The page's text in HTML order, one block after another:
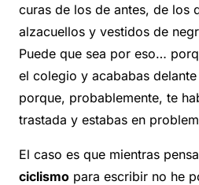
curas de los de antes, de los
alzacuellos y vestidos de
Puede que sea por eso…
el colegio y acababas
porque, probablemente, te
trastada y estabas en
El caso es que mientras
ciclismo para escribir no he